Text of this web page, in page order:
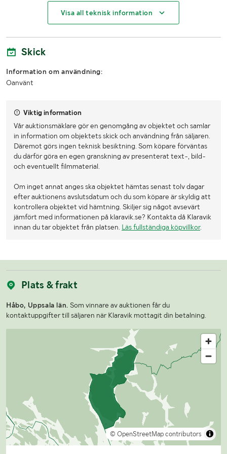
Visa all teknisk information
Skick
Information om användning:
Oanvänt
Viktig information
Vår auktionsmäklare gör en genomgång av objektet och samlar
in information om objektets skick och användning från säljaren.
Däremot görs ingen teknisk besiktning. Som köpare förväntas
du därför göra en egen granskning av presenterat text-, bild-
och eventuellt filmmaterial.
Om inget annat anges ska objektet hämtas senast tolv dagar
efter auktionens avslutsdatum och du som köpare är skyldig att
kontrollera objektet vid hämtning. Skiljer sig något avsevärt
jämfört med informationen på klaravik.se? Kontakta då Klaravik
innan du tar objektet från platsen. Läs fullständiga köpvillkor.
Plats & frakt
Håbo, Uppsala län. Som vinnare av auktionen får du
kontaktuppgifter till säljaren när Klaravik mottagit din betalning.
© OpenStreetMap contributors